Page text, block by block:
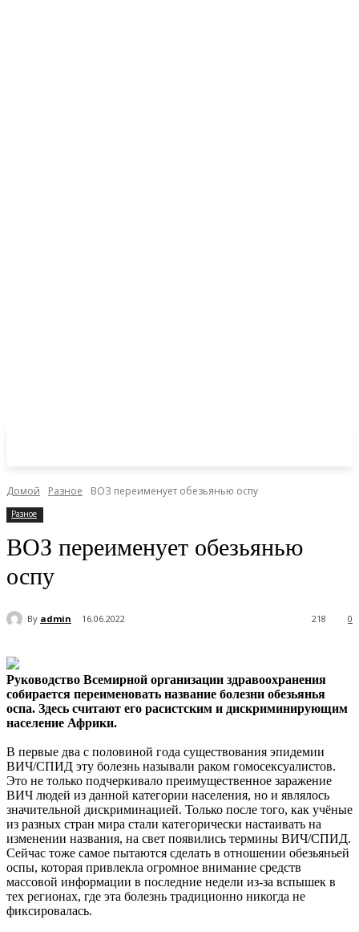
Домой Разное ВОЗ переименует обезьянью оспу
Разное
ВОЗ переименует обезьянью
оспу
By admin 16.06.2022 0
218
Руководство Всемирной организации здравоохранения
собирается переименовать название болезни обезьянья
оспа. Здесь считают его расистским и дискриминирующим
население Африки.
В первые два с половиной года существования эпидемии
ВИЧ/СПИД эту болезнь называли раком гомосексуалистов.
Это не только подчеркивало преимущественное заражение
ВИЧ людей из данной категории населения, но и являлось
значительной дискриминацией. Только после того, как учёные
из разных стран мира стали категорически настаивать на
изменении названия, на свет появились термины ВИЧ/СПИД.
Сейчас тоже самое пытаются сделать в отношении обезьяньей
оспы, которая привлекла огромное внимание средств
массовой информации в последние недели из-за вспышек в
тех регионах, где эта болезнь традиционно никогда не
фиксировалась.